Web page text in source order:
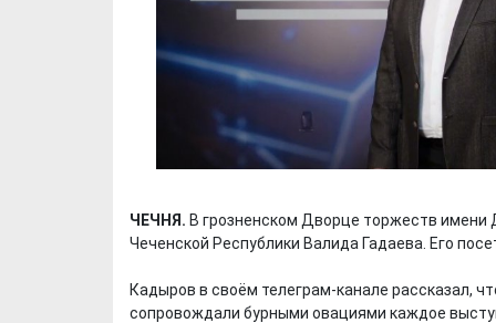
ЧЕЧНЯ. В грозненском Дворце торжеств имени
Чеченской Республики Валида Гадаева. Его
Кадыров в своём телеграм-канале рассказал,
сопровождали бурными овациями каждое